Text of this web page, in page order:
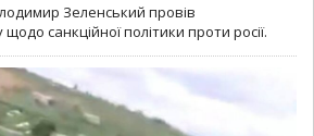
Зеленський провів
санкційної політики проти росії.